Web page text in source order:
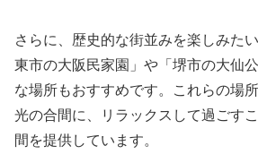
さらに、歴史的な街並みを楽しみた
東市の大阪民家園」や「堺市の大仙
な場所もおすすめです。これらの場
光の合間に、リラックスして過ごす
間を提供しています。